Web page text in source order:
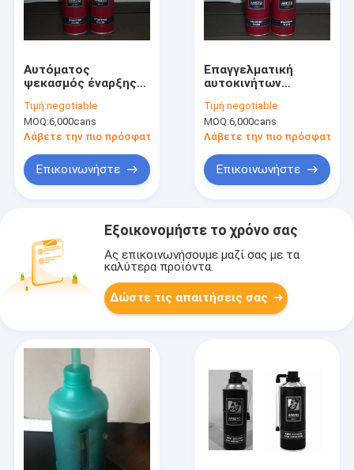
Αυτόματος
ψεκασμός έναρξης
προσοχής χαμηλής
θερμοκρασίας/
γρήγορα ψεκασμός
ρευστός
Τιμή:negotiable
MOQ:6,000cans
Λάβετε την πιο πρόσφατη τιμή
Επικοινωνήστε
Επαγγελματική
αυτοκινήτων
θερμοκρασία
ψεκασμού
προϊόντων ρευστή
Τιμή:negotiable
MOQ:6,000cans
Λάβετε την πιο πρόσφατη
Επικοινωνήστε
Εξοικονομήστε το χρόνο σας
Ας επικοινωνήσουμε μαζί σας με τα
καλύτερα προϊόντα.
Δώστε τις απαιτήσεις σας